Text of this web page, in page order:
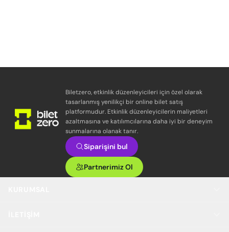
Biletzero, etkinlik düzenleyicileri için özel olarak
tasarlanmış yenilikçi bir online bilet satış
platformudur. Etkinlik düzenleyicilerin maliyetleri
azaltmasına ve katılımcılarına daha iyi bir deneyim
sunmalarına olanak tanır.
Siparişini bul
Partnerimiz Ol